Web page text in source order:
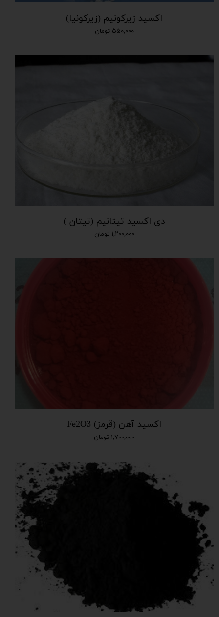
اکسید زیرکونیم (زیرکونیا)
۵۵۰,۰۰۰ تومان
دی اکسید تیتانیم (تیتان )
۱,۲۰۰,۰۰۰ تومان
اکسید آهن (قرمز) Fe2O3
۱,۷۰۰,۰۰۰ تومان